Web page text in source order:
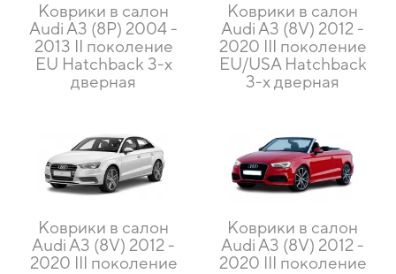
Коврики в салон
Audi A3 (8P) 2004 -
2013 II поколение
EU Hatchback 3-х
дверная
Коврики в салон
Audi A3 (8V) 2012 -
2020 III поколение
EU/USA Hatchback
3-х дверная
Коврики в салон
Audi A3 (8V) 2012 -
2020 III поколение
Коврики в салон
Audi A3 (8V) 2012 -
2020 III поколение